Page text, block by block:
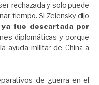
rechazada y solo puede
tiempo. Si Zelensky dijo
ya fue descartada por
diplomáticas y porque
ayuda militar de China a
de guerra en el